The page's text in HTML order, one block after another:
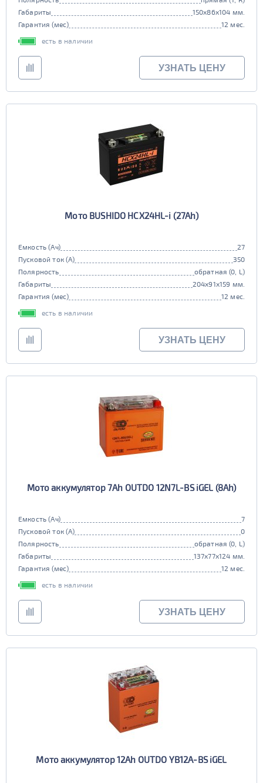
Габариты
150x86x104 мм.
Гарантия (мес)
12 мес.
есть в наличии
УЗНАТЬ ЦЕНУ
Мото BUSHIDO HCX24HL-i (27Ah)
Емкость (Ач)
27
Пусковой ток (А)
350
Полярность
обратная (0, L)
Габариты
204x91x159 мм.
Гарантия (мес)
12 мес.
есть в наличии
УЗНАТЬ ЦЕНУ
Мото аккумулятор 7Ah OUTDO 12N7L-BS iGEL (8Ah)
Емкость (Ач)
7
Пусковой ток (А)
0
Полярность
обратная (0, L)
Габариты
137x77x124 мм.
Гарантия (мес)
12 мес.
есть в наличии
УЗНАТЬ ЦЕНУ
Мото аккумулятор 12Ah OUTDO YB12A-BS iGEL